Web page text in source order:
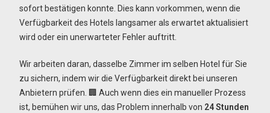
sofort bestätigen konnte. Dies kann vorkommen, wenn die
Verfügbarkeit des Hotels langsamer als erwartet aktualisiert
wird oder ein unerwarteter Fehler auftritt.
Wir arbeiten daran, dasselbe Zimmer im selben Hotel für Sie
zu sichern, indem wir die Verfügbarkeit direkt bei unseren
Anbietern prüfen. 🏢 Auch wenn dies ein manueller Prozess
ist, bemühen wir uns, das Problem innerhalb von 24 Stunden